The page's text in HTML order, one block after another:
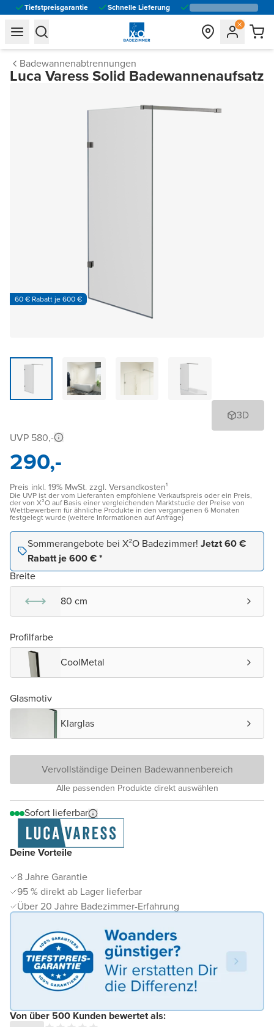
Tiefstpreisgarantie Schnelle Lieferung
general.navigation.toggle_menu.label
general.navigation.toggle_menu.label
Badewannenabtrennungen
Luca Varess Solid Badewannenaufsatz
60 € Rabatt je 600 €
3D
Deine Vorteile
8 Jahre Garantie
95 % direkt ab Lager lieferbar
Über 20 Jahre Badezimmer-Erfahrung
Von über 500 Kunden bewertet als:
UVP 580,-
290,-
Preis inkl. 19% MwSt. zzgl. Versandkosten¹
Die UVP ist der vom Lieferanten empfohlene Verkaufspreis oder ein Preis,
der von X²O auf Basis einer vergleichenden Marktstudie der Preise von
Wettbewerbern für ähnliche Produkte in den vergangenen 6 Monaten
festgelegt wurde (weitere Informationen auf Anfrage)
Sommerangebote bei X²O Badezimmer! Jetzt 60 €
Rabatt je 600 € *
Breite
80 cm
Profilfarbe
CoolMetal
Glasmotiv
Klarglas
Vervollständige Deinen Badewannenbereich
Alle passenden Produkte direkt auswählen
Sofort lieferbar